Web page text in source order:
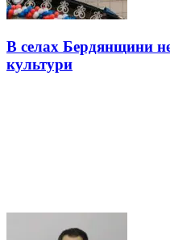
В селах Бердянщини
культури